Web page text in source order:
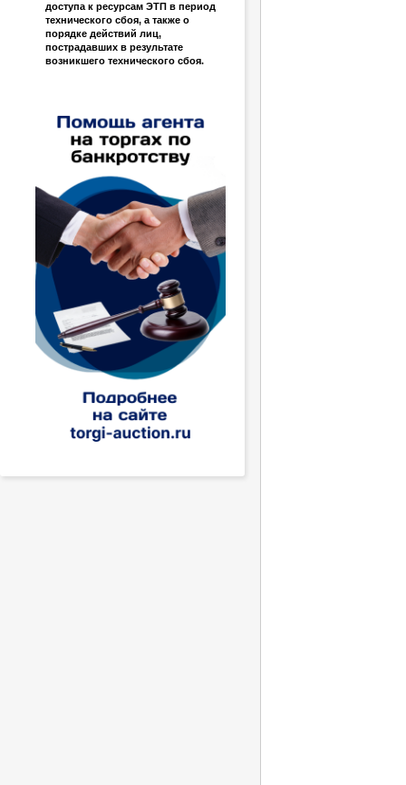
доступа к ресурсам ЭТП в период
технического сбоя, а также о
порядке действий лиц,
пострадавших в результате
возникшего технического сбоя.